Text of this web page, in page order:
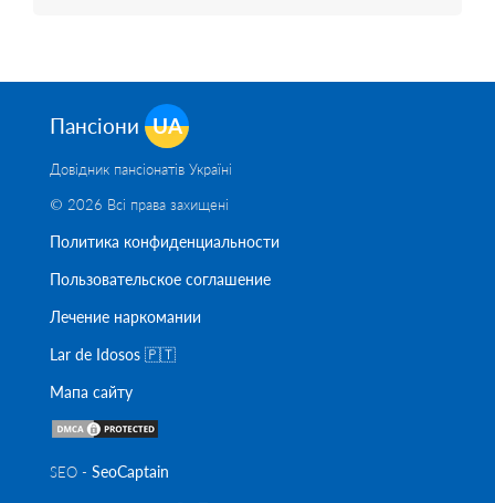
Пансіони UA
Довідник пансіонатів Україні
© 2026 Всі права захищені
Политика конфиденциальности
Пользовательское соглашение
Лечение наркомании
Lar de Idosos 🇵🇹
Мапа сайту
SEO - SeoСaptain